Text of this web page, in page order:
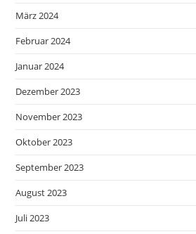
März 2024
Februar 2024
Januar 2024
Dezember 2023
November 2023
Oktober 2023
September 2023
August 2023
Juli 2023